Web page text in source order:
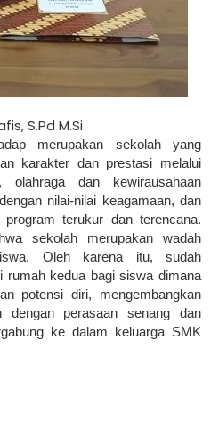
S.Pd M.Si
merupakan sekolah yang
karakter dan prestasi melalui
olahraga dan kewirausahaan
nilai-nilai keagamaan, dan
program terukur dan terencana.
sekolah merupakan wadah
Oleh karena itu, sudah
rumah kedua bagi siswa dimana
potensi diri, mengembangkan
dengan perasaan senang dan
ke dalam keluarga SMK